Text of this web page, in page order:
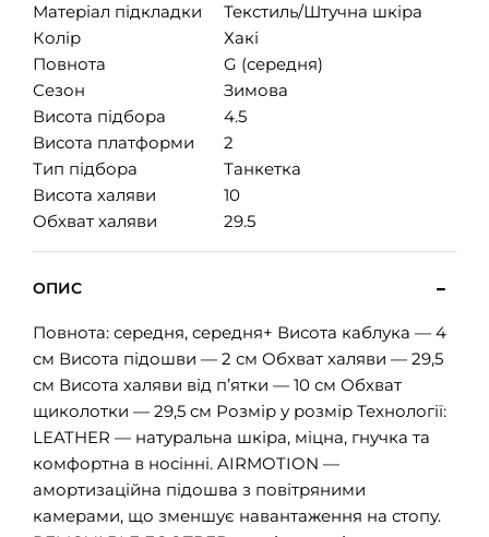
Матеріал підкладки
Текстиль/Штучна шкіра
Колір
Хакі
Повнота
G (середня)
Сезон
Зимова
Висота підбора
4.5
Висота платформи
2
Тип підбора
Танкетка
Висота халяви
10
Обхват халяви
29.5
ОПИС
Повнота: середня, середня+ Висота каблука — 4
см Висота підошви — 2 см Обхват халяви — 29,5
см Висота халяви від п’ятки — 10 см Обхват
щиколотки — 29,5 см Розмір у розмір Технології:
LEATHER — натуральна шкіра, міцна, гнучка та
комфортна в носінні. AIRMOTION —
амортизаційна підошва з повітряними
камерами, що зменшує навантаження на стопу.